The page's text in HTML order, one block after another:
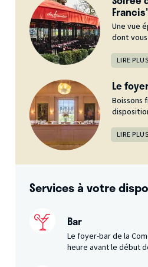
Une vue
dont
LIRE PLUS
Le
Boissons
LIRE PLUS
Services à votre
Bar
Le foyer-bar de la
heure avant le début